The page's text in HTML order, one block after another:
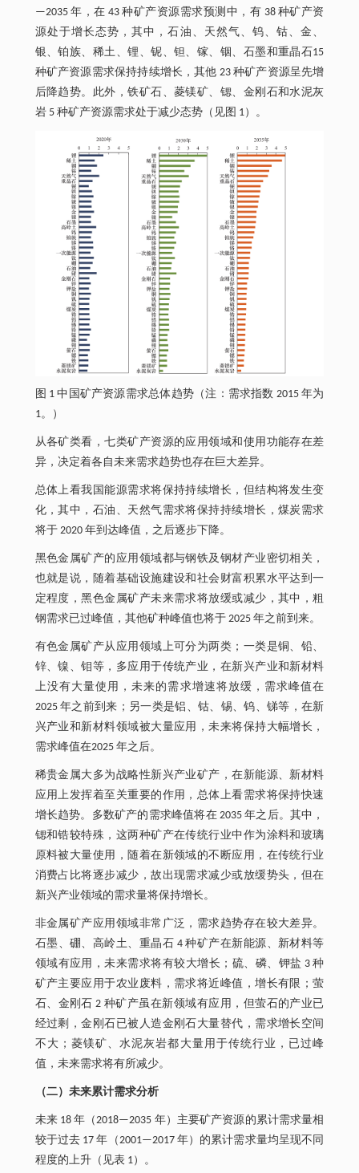
—2035 年，在 43 种矿产资源需求预测中，有 38 种矿产资
源处于增长态势，其中，石油、天然气、钨、钴、金、
银、铂族、稀土、锂、铌、钽、镓、铟、石墨和重晶石15
种矿产资源需求保持持续增长，其他 23 种矿产资源呈先增
后降趋势。此外，铁矿石、菱镁矿、锶、金刚石和水泥灰
岩 5 种矿产资源需求处于减少态势（见图 1）。
图 1 中国矿产资源需求总体趋势（注：需求指数 2015 年为
1。）
从各矿类看，七类矿产资源的应用领域和使用功能存在差
异，决定着各自未来需求趋势也存在巨大差异。
总体上看我国能源需求将保持持续增长，但结构将发生变
化，其中，石油、天然气需求将保持持续增长，煤炭需求
将于 2020 年到达峰值，之后逐步下降。
黑色金属矿产的应用领域都与钢铁及钢材产业密切相关，
也就是说，随着基础设施建设和社会财富积累水平达到一
定程度，黑色金属矿产未来需求将放缓或减少，其中，粗
钢需求已过峰值，其他矿种峰值也将于 2025 年之前到来。
有色金属矿产从应用领域上可分为两类；一类是铜、铅、
锌、镍、钼等，多应用于传统产业，在新兴产业和新材料
上没有大量使用，未来的需求增速将放缓，需求峰值在
2025 年之前到来；另一类是铝、钴、锡、钨、锑等，在新
兴产业和新材料领域被大量应用，未来将保持大幅增长，
需求峰值在2025 年之后。
稀贵金属大多为战略性新兴产业矿产，在新能源、新材料
应用上发挥着至关重要的作用，总体上看需求将保持快速
增长趋势。多数矿产的需求峰值将在 2035 年之后。其中，
锶和锆较特殊，这两种矿产在传统行业中作为涂料和玻璃
原料被大量使用，随着在新领域的不断应用，在传统行业
消费占比将逐步减少，故出现需求减少或放缓势头，但在
新兴产业领域的需求量将保持增长。
非金属矿产应用领域非常广泛，需求趋势存在较大差异。
石墨、硼、高岭土、重晶石 4 种矿产在新能源、新材料等
领域有应用，未来需求将有较大增长；硫、磷、钾盐 3 种
矿产主要应用于农业废料，需求将近峰值，增长有限；萤
石、金刚石 2 种矿产虽在新领域有应用，但萤石的产业已
经过剩，金刚石已被人造金刚石大量替代，需求增长空间
不大；菱镁矿、水泥灰岩都大量用于传统行业，已过峰
值，未来需求将有所减少。
（二）未来累计需求分析
未来 18 年（2018—2035 年）主要矿产资源的累计需求量相
较于过去 17 年（2001—2017 年）的累计需求量均呈现不同
程度的上升（见表 1）。